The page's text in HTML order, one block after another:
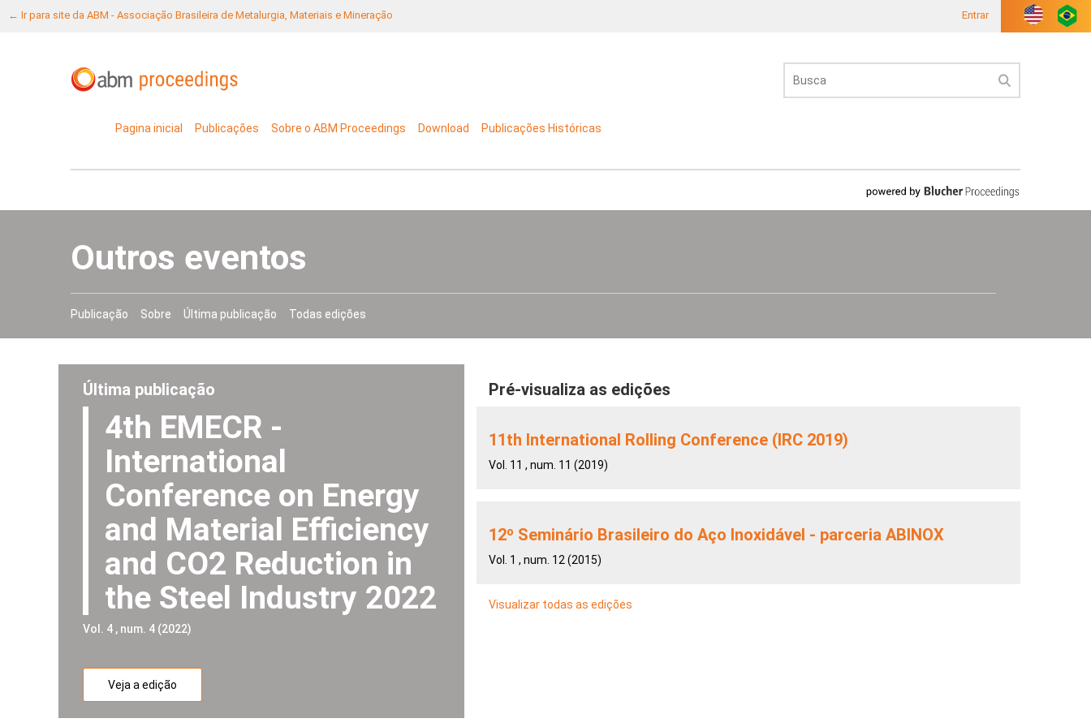
← Ir para site da ABM - Associação Brasileira de Metalurgia, Materiais e Mineração Entrar
Pagina inicial Publicações Sobre o ABM Proceedings Download Publicações Históricas
Outros eventos
Publicação Sobre Última publicação Todas edições
Última publicação
4th EMECR -
International
Conference on Energy
and Material Efficiency
and CO2 Reduction in
the Steel Industry 2022
Vol. 4 , num. 4 (2022)
Veja a edição
Pré-visualiza as edições
11th International Rolling Conference (IRC 2019)
Vol. 11 , num. 11 (2019)
12º Seminário Brasileiro do Aço Inoxidável - parceria ABINOX
Vol. 1 , num. 12 (2015)
Visualizar todas as edições